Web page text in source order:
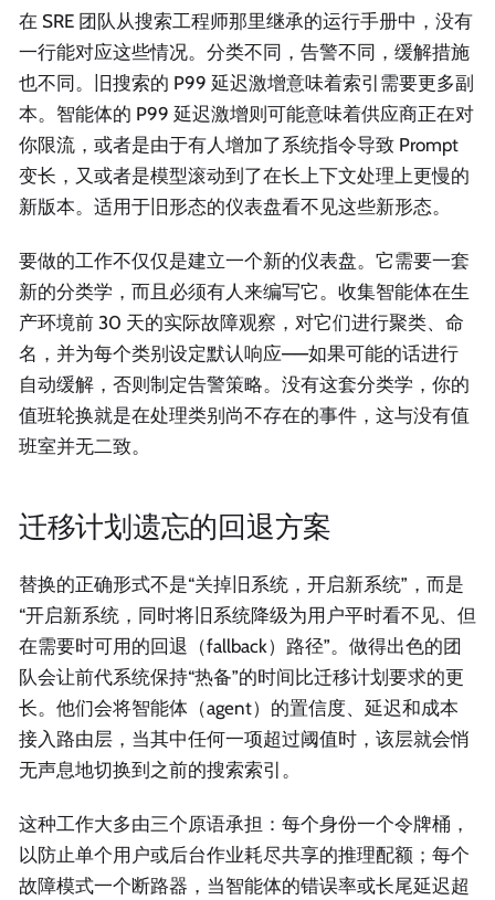
在 SRE 团队从搜索工程师那里继承的运行手册中，没有
一行能对应这些情况。分类不同，告警不同，缓解措施
也不同。旧搜索的 P99 延迟激增意味着索引需要更多副
本。智能体的 P99 延迟激增则可能意味着供应商正在对
你限流，或者是由于有人增加了系统指令导致 Prompt
变长，又或者是模型滚动到了在长上下文处理上更慢的
新版本。适用于旧形态的仪表盘看不见这些新形态。
要做的工作不仅仅是建立一个新的仪表盘。它需要一套
新的分类学，而且必须有人来编写它。收集智能体在生
产环境前 30 天的实际故障观察，对它们进行聚类、命
名，并为每个类别设定默认响应——如果可能的话进行
自动缓解，否则制定告警策略。没有这套分类学，你的
值班轮换就是在处理类别尚不存在的事件，这与没有值
班室并无二致。
迁移计划遗忘的回退方案
替换的正确形式不是“关掉旧系统，开启新系统”，而是
“开启新系统，同时将旧系统降级为用户平时看不见、但
在需要时可用的回退（fallback）路径”。做得出色的团
队会让前代系统保持“热备”的时间比迁移计划要求的更
长。他们会将智能体（agent）的置信度、延迟和成本
接入路由层，当其中任何一项超过阈值时，该层就会悄
无声息地切换到之前的搜索索引。
这种工作大多由三个原语承担：每个身份一个令牌桶，
以防止单个用户或后台作业耗尽共享的推理配额；每个
故障模式一个断路器，当智能体的错误率或长尾延迟超